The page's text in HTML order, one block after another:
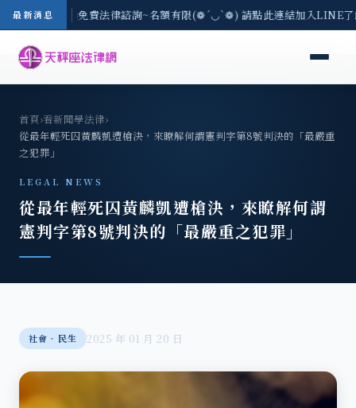
最新消息
-8/3(一) 現場免費法律諮詢~名額有限(❁´◡`❁) 請點此連結加入LINE
首頁›看新聞學法律›
從最年輕死囚黃麟凱遭槍決，來瞭解何謂憲判字第8號判決的「最嚴重
之犯罪」
LEGAL NEWS
從最年輕死囚黃麟凱遭槍決，來瞭解何謂
憲判字第8號判決的「最嚴重之犯罪」
社會‧民生 2025 年 01 月 20 日